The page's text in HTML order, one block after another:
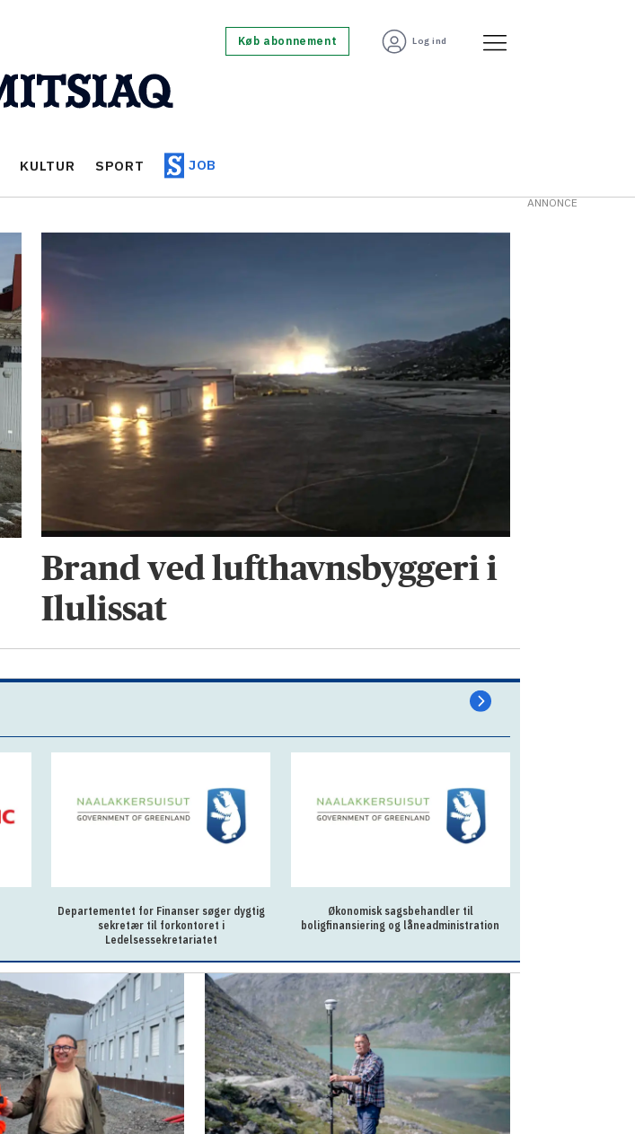
Køb abonnement Log ind
KULTUR SPORT JOB
Brand ved lufthavnsbyggeri i
Ilulissat
Departementet for Finanser søger dygtig
sekretær til forkontoret i
Ledelsessekretariatet
Økonomisk sagsbehandler til
boligfinansiering og låneadministration
ANNONCE